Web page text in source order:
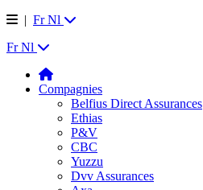
| Fr Nl
Fr Nl
Compagnies
Belfius Direct Assurances
Ethias
P&V
CBC
Yuzzu
Dvv Assurances